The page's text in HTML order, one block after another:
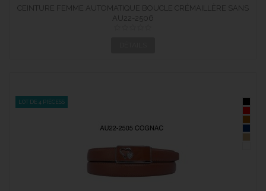
CEINTURE FEMME AUTOMATIQUE BOUCLE CRÉMAILLÈRE SANS
TROUS...
AU22-2506
LOT DE 4 PIÈCESS